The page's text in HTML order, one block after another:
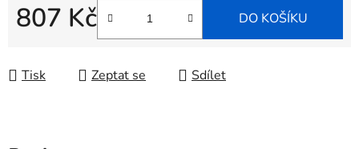
807 Kč DO KOŠÍKU
Tisk Zeptat se Sdílet